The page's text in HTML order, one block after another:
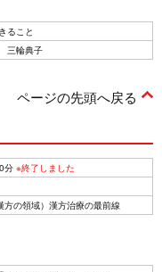
ること
三輪典子
ページの先頭へ戻る
分 ※終了しました
方の領域）漢方治療の最前線